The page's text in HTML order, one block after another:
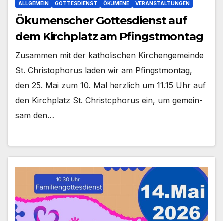
ALLGEMEIN GOTTESDIENST ÖKUMENE VERANSTALTUNGEN
Ökumenscher Gottesdienst auf
dem Kirchplatz am Pfingstmontag
Zusam­men mit der katho­li­schen Kir­chen­ge­mein­de
St. Chris­to­pho­rus laden wir am Pfingst­mon­tag,
den 25. Mai zum 10. Mal herz­lich um 11.15 Uhr auf
den Kirch­platz St. Chris­to­pho­rus ein, um gemein­
sam den…